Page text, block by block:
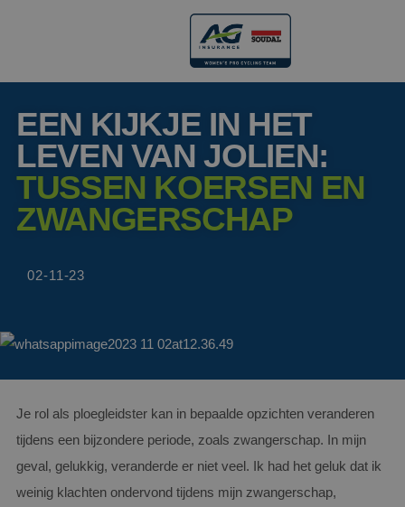
EEN KIJKJE IN HET
LEVEN VAN JOLIEN:
TUSSEN KOERSEN EN
ZWANGERSCHAP
02-11-23
Je rol als ploegleidster kan in bepaalde opzichten veranderen
tijdens een bijzondere periode, zoals zwangerschap. In mijn
geval, gelukkig, veranderde er niet veel. Ik had het geluk dat ik
weinig klachten ondervond tijdens mijn zwangerschap,